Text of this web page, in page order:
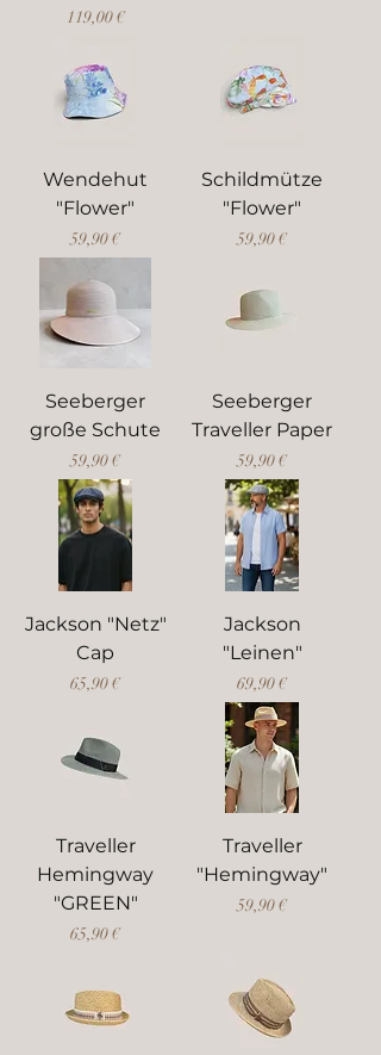
Preis
119,00 €
Wendehut
"Flower"
Preis
59,90 €
Schildmütze
"Flower"
Preis
59,90 €
Seeberger
große Schute
Preis
59,90 €
Seeberger
Traveller Paper
Preis
59,90 €
Jackson "Netz"
Cap
Preis
65,90 €
Jackson
"Leinen"
Preis
69,90 €
Traveller
Hemingway
"GREEN"
Preis
65,90 €
Traveller
"Hemingway"
Preis
59,90 €